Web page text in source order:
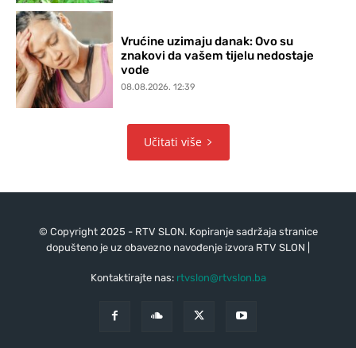
Vrućine uzimaju danak: Ovo su
znakovi da vašem tijelu nedostaje
vode
08.08.2026. 12:39
Učitati više
© Copyright 2025 - RTV SLON. Kopiranje sadržaja stranice
dopušteno je uz obavezno navođenje izvora RTV SLON |
Kontaktirajte nas: rtvslon@rtvslon.ba